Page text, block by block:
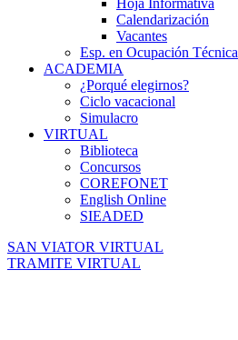
Hoja Informativa
Calendarización
Vacantes
Esp. en Ocupación Técnica
ACADEMIA
¿Porqué elegirnos?
Ciclo vacacional
Simulacro
VIRTUAL
Biblioteca
Concursos
COREFONET
English Online
SIEADED
SAN VIATOR VIRTUAL
TRAMITE VIRTUAL